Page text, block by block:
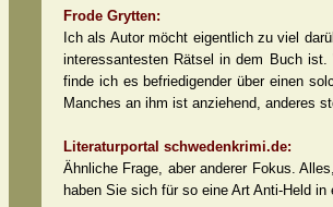
Frode Grytten:
Ich als Autor möcht eigentlich zu viel
interessantesten Rätsel in dem Buch
finde ich es befriedigender über einen
Manches an ihm ist anziehend, anderes
Literaturportal schwedenkrimi.de:
Ähnliche Frage, aber anderer Fokus.
haben Sie sich für so eine Art Anti-Held